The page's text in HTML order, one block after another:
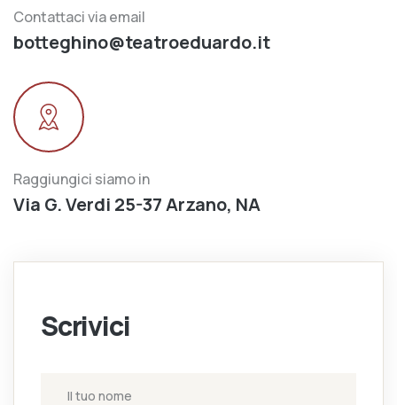
Contattaci via email
botteghino@teatroeduardo.it
Raggiungici siamo in
Via G. Verdi 25-37 Arzano, NA
Scrivici